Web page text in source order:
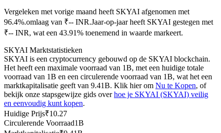
Kopiëren Handel
Sluit je aan bij top traders
Vergeleken met vorige maand heeft SKYAI afgenomen met
96.4%.omlaag van ₹-- INR.Jaar-op-jaar heeft SKYAI gestegen met
₹-- INR, wat een 43.91% toenemend in waarde markeert.
SKYAI Marktstatistieken
SKYAI is een cryptocurrency gebouwd op de SKYAI blockchain.
Het heeft een maximale voorraad van 1B, met een huidige totale
voorraad van 1B en een circulerende voorraad van 1B, wat het een
marktkapitalisatie geeft van 9.41B. Klik hier om Nu te Kopen, of
bekijk onze stapsgewijze gids overhoe je SKYAI (SKYAI) veilig
en eenvoudig kunt kopen.
Huidige Prijs₹10.27
Circulerende Voorraad1B